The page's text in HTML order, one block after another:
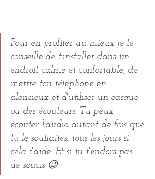
Pour en profiter au mieux je te
conseille de t'installer dans un
endroit calme et confortable, de
mettre ton téléphone en
silencieux et d'utiliser un casque
ou des écouteurs. Tu peux
écouter l'audio autant de fois que
tu le souhaites, tous les jours si
cela t'aide. Et si tu t'endors pas
de soucis 😉